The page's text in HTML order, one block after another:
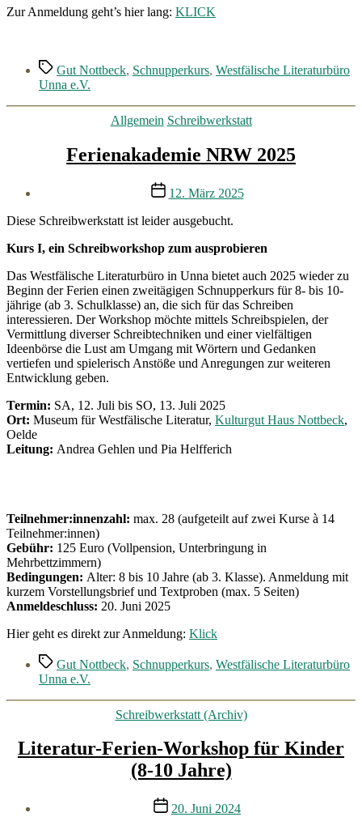
Zur Anmeldung geht’s hier lang: KLICK
Schlagwörter
Gut Nottbeck, Schnupperkurs, Westfälische Literaturbüro
Unna e.V.
Kategorien
Allgemein Schreibwerkstatt
Ferienakademie NRW 2025
Veröffentlichungsdatum
12. März 2025
Diese Schreibwerkstatt ist leider ausgebucht.
Kurs I, ein Schreibworkshop zum ausprobieren
Das Westfälische Literaturbüro in Unna bietet auch 2025 wieder zu
Beginn der Ferien einen zweitägigen Schnupperkurs für 8- bis 10-
jährige (ab 3. Schulklasse) an, die sich für das Schreiben
interessieren. Der Workshop möchte mittels Schreibspielen, der
Vermittlung diverser Schreibtechniken und einer vielfältigen
Ideenbörse die Lust am Umgang mit Wörtern und Gedanken
vertiefen und spielerisch Anstöße und Anregungen zur weiteren
Entwicklung geben.
Termin: SA, 12. Juli bis SO, 13. Juli 2025
Ort: Museum für Westfälische Literatur, Kulturgut Haus Nottbeck,
Oelde
Leitung: Andrea Gehlen und Pia Helfferich
Teilnehmer:innenzahl: max. 28 (aufgeteilt auf zwei Kurse à 14
Teilnehmer:innen)
Gebühr: 125 Euro (Vollpension, Unterbringung in
Mehrbettzimmern)
Bedingungen: Alter: 8 bis 10 Jahre (ab 3. Klasse). Anmeldung mit
kurzem Vorstellungsbrief und Textproben (max. 5 Seiten)
Anmeldeschluss: 20. Juni 2025
Hier geht es direkt zur Anmeldung: Klick
Schlagwörter
Gut Nottbeck, Schnupperkurs, Westfälische Literaturbüro
Unna e.V.
Kategorien
Schreibwerkstatt (Archiv)
Literatur-Ferien-Workshop für Kinder
(8-10 Jahre)
Veröffentlichungsdatum
20. Juni 2024